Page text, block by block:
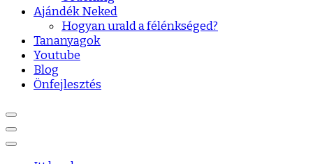
Ajándék Neked
Hogyan urald a félénkséged?
Tananyagok
Youtube
Blog
Önfejlesztés